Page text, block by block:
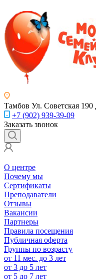
Тамбов Ул. Советская 190
+7 (902) 939-39-09
Заказать звонок
О центре
Почему мы
Сертификаты
Преподаватели
Отзывы
Вакансии
Партнеры
Правила посещения
Публичная оферта
Группы по возрасту
от 11 мес. до 3 лет
от 3 до 5 лет
от 5 до 7 лет